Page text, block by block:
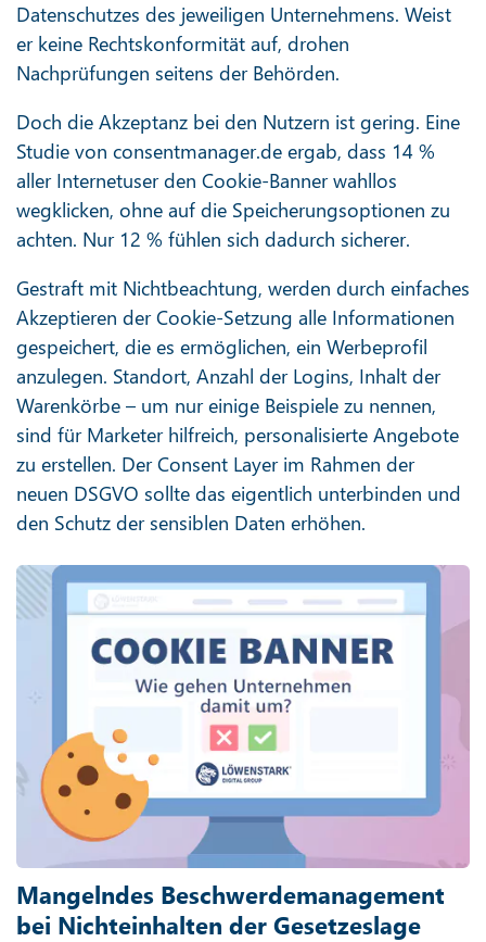
Datenschutzes des jeweiligen Unternehmens. Weist
er keine Rechtskonformität auf, drohen
Nachprüfungen seitens der Behörden.
Doch die Akzeptanz bei den Nutzern ist gering. Eine
Studie von consentmanager.de ergab, dass 14 %
aller Internetuser den Cookie-Banner wahllos
wegklicken, ohne auf die Speicherungsoptionen zu
achten. Nur 12 % fühlen sich dadurch sicherer.
Gestraft mit Nichtbeachtung, werden durch einfaches
Akzeptieren der Cookie-Setzung alle Informationen
gespeichert, die es ermöglichen, ein Werbeprofil
anzulegen. Standort, Anzahl der Logins, Inhalt der
Warenkörbe – um nur einige Beispiele zu nennen,
sind für Marketer hilfreich, personalisierte Angebote
zu erstellen. Der Consent Layer im Rahmen der
neuen DSGVO sollte das eigentlich unterbinden und
den Schutz der sensiblen Daten erhöhen.
Mangelndes Beschwerdemanagement
bei Nichteinhalten der Gesetzeslage